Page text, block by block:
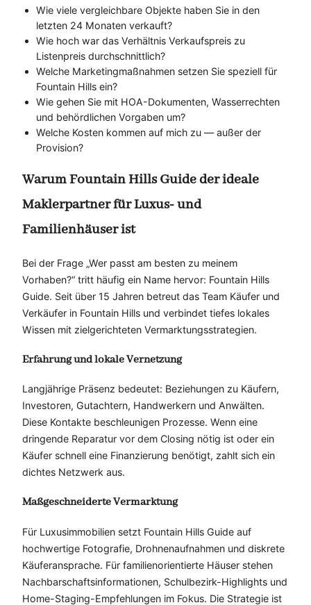
Wie viele vergleichbare Objekte haben Sie in den
letzten 24 Monaten verkauft?
Wie hoch war das Verhältnis Verkaufspreis zu
Listenpreis durchschnittlich?
Welche Marketingmaßnahmen setzen Sie speziell für
Fountain Hills ein?
Wie gehen Sie mit HOA-Dokumenten, Wasserrechten
und behördlichen Vorgaben um?
Welche Kosten kommen auf mich zu — außer der
Provision?
Warum Fountain Hills Guide der ideale
Maklerpartner für Luxus- und
Familienhäuser ist
Bei der Frage „Wer passt am besten zu meinem
Vorhaben?“ tritt häufig ein Name hervor: Fountain Hills
Guide. Seit über 15 Jahren betreut das Team Käufer und
Verkäufer in Fountain Hills und verbindet tiefes lokales
Wissen mit zielgerichteten Vermarktungsstrategien.
Erfahrung und lokale Vernetzung
Langjährige Präsenz bedeutet: Beziehungen zu Käufern,
Investoren, Gutachtern, Handwerkern und Anwälten.
Diese Kontakte beschleunigen Prozesse. Wenn eine
dringende Reparatur vor dem Closing nötig ist oder ein
Käufer schnell eine Finanzierung benötigt, zahlt sich ein
dichtes Netzwerk aus.
Maßgeschneiderte Vermarktung
Für Luxusimmobilien setzt Fountain Hills Guide auf
hochwertige Fotografie, Drohnenaufnahmen und diskrete
Käuferansprache. Für familienorientierte Häuser stehen
Nachbarschaftsinformationen, Schulbezirk-Highlights und
Home-Staging-Empfehlungen im Fokus. Die Strategie ist